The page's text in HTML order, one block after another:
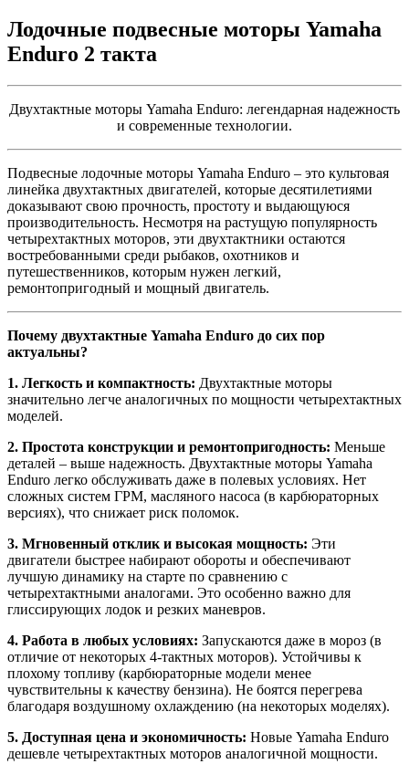
Лодочные подвесные моторы Yamaha
Enduro 2 такта
Двухтактные моторы Yamaha Enduro: легендарная надежность
и современные технологии.
Подвесные лодочные моторы Yamaha Enduro – это культовая
линейка двухтактных двигателей, которые десятилетиями
доказывают свою прочность, простоту и выдающуюся
производительность. Несмотря на растущую популярность
четырехтактных моторов, эти двухтактники остаются
востребованными среди рыбаков, охотников и
путешественников, которым нужен легкий,
ремонтопригодный и мощный двигатель.
Почему двухтактные Yamaha Enduro до сих пор
актуальны?
1. Легкость и компактность: Двухтактные моторы
значительно легче аналогичных по мощности четырехтактных
моделей.
2. Простота конструкции и ремонтопригодность: Меньше
деталей – выше надежность. Двухтактные моторы Yamaha
Enduro легко обслуживать даже в полевых условиях. Нет
сложных систем ГРМ, масляного насоса (в карбюраторных
версиях), что снижает риск поломок.
3. Мгновенный отклик и высокая мощность: Эти
двигатели быстрее набирают обороты и обеспечивают
лучшую динамику на старте по сравнению с
четырехтактными аналогами. Это особенно важно для
глиссирующих лодок и резких маневров.
4. Работа в любых условиях: Запускаются даже в мороз (в
отличие от некоторых 4-тактных моторов). Устойчивы к
плохому топливу (карбюраторные модели менее
чувствительны к качеству бензина). Не боятся перегрева
благодаря воздушному охлаждению (на некоторых моделях).
5. Доступная цена и экономичность: Новые Yamaha Enduro
дешевле четырехтактных моторов аналогичной мощности.